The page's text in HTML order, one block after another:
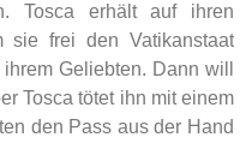
Tosca erhält auf ihren
sie frei den Vatikanstaat
Geliebten. Dann will
Tosca tötet ihn mit einem
den Pass aus der Hand